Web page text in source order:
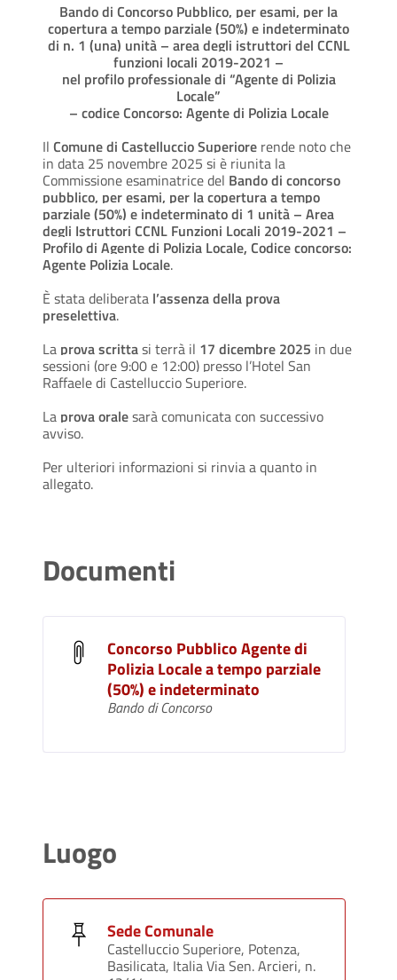
Bando di Concorso Pubblico, per esami, per la
copertura a tempo parziale (50%) e indeterminato
di n. 1 (una) unità – area degli istruttori del CCNL
funzioni locali 2019-2021 –
nel profilo professionale di “Agente di Polizia
Locale”
– codice Concorso: Agente di Polizia Locale
Il Comune di Castelluccio Superiore rende notoche
in data 25 novembre 2025 si è riunita la
Commissione esaminatrice del Bando di concorso
pubblico, per esami, per la copertura a tempo
parziale (50%) e indeterminato di 1 unità – Area
degli Istruttori CCNL Funzioni Locali 2019-2021 –
Profilo di Agente di Polizia Locale, Codice concorso:
Agente Polizia Locale.
È stata deliberata l’assenza della prova
preselettiva.
La prova scrittasi terrà il 17 dicembre 2025 in due
sessioni (ore 9:00 e 12:00) presso l’Hotel San
Raffaele di Castelluccio Superiore.
La prova oralesarà comunicata con successivo
avviso.
Per ulteriori informazioni si rinvia a quanto in
allegato.
Documenti
Concorso Pubblico Agente di
Polizia Locale a tempo parziale
(50%) e indeterminato
Bando di Concorso
Luogo
Sede Comunale
Castelluccio Superiore, Potenza,
Basilicata, Italia Via Sen. Arcieri, n.